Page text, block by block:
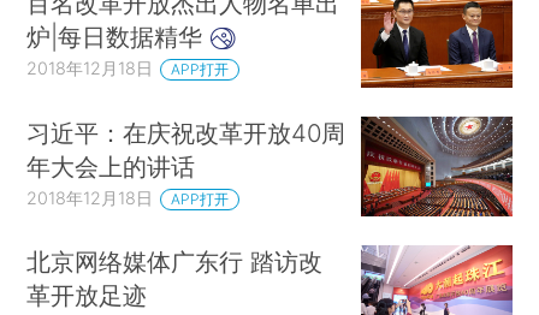
炉|每日数据精华
2018年12月18日 APP打开
习近平：在庆祝改革开放40周
年大会上的讲话
2018年12月18日 APP打开
北京网络媒体广东行 踏访改
革开放足迹